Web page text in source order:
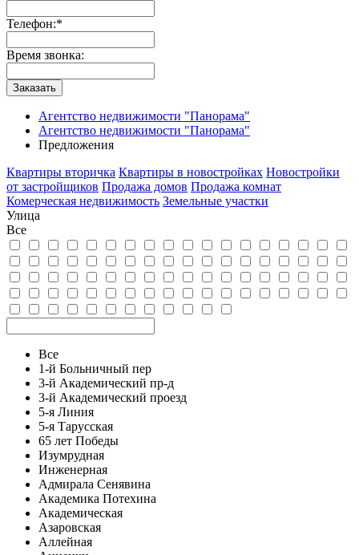
Телефон:*
Время звонка:
Заказать
Агентство недвижимости "Панорама"
Агентство недвижимости "Панорама"
Предложения
Квартиры вторичка Квартиры в новостройках Новостройки
от застройщиков Продажа домов Продажа комнат
Комерческая недвижимость Земельные участки
Улица
Все
Все
1-й Больничный пер
3-й Академический пр-д
3-й Академический проезд
5-я Линия
5-я Тарусская
65 лет Победы
Изумрудная
Инженерная
Адмирала Сенявина
Академика Потехина
Академическая
Азаровская
Аллейная